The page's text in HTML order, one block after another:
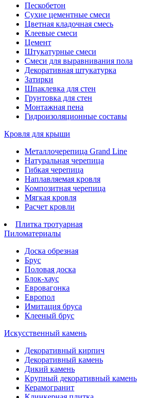
Пескобетон
Сухие цементные смеси
Цветная кладочная смесь
Клеевые смеси
Цемент
Штукатурные смеси
Смеси для выравнивания пола
Декоративная штукатурка
Затирки
Шпаклевка для стен
Грунтовка для стен
Монтажная пена
Гидроизоляционные составы
Кровля для крыши
Металлочерепица Grand Line
Натуральная черепица
Гибкая черепица
Наплавляемая кровля
Композитная черепица
Мягкая кровля
Расчет кровли
Плитка тротуарная
Пиломатериалы
Доска обрезная
Брус
Половая доска
Блок-хаус
Евровагонка
Европол
Имитация бруса
Клееный брус
Искусственный камень
Декоративный кирпич
Декоративный камень
Дикий камень
Крупный декоративный камень
Керамогранит